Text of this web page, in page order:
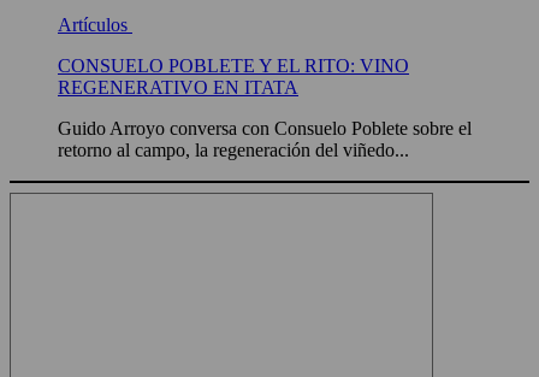
Artículos
CONSUELO POBLETE Y EL RITO: VINO
REGENERATIVO EN ITATA
Guido Arroyo conversa con Consuelo Poblete sobre el
retorno al campo, la regeneración del viñedo...